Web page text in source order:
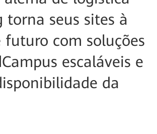
torna seus sites à
futuro com soluções
escaláveis e
da